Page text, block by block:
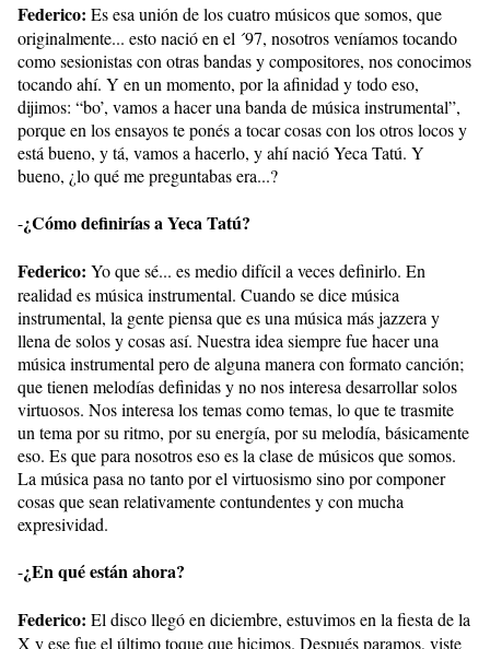
Federico: Es esa unión de los cuatro músicos que somos, que
originalmente... esto nació en el ´97, nosotros veníamos tocando
como sesionistas con otras bandas y compositores, nos conocimos
tocando ahí. Y en un momento, por la afinidad y todo eso,
dijimos: “bo’, vamos a hacer una banda de música instrumental”,
porque en los ensayos te ponés a tocar cosas con los otros locos y
está bueno, y tá, vamos a hacerlo, y ahí nació Yeca Tatú. Y
bueno, ¿lo qué me preguntabas era...?
-¿Cómo definirías a Yeca Tatú?
Federico: Yo que sé... es medio difícil a veces definirlo. En
realidad es música instrumental. Cuando se dice música
instrumental, la gente piensa que es una música más jazzera y
llena de solos y cosas así. Nuestra idea siempre fue hacer una
música instrumental pero de alguna manera con formato canción;
que tienen melodías definidas y no nos interesa desarrollar solos
virtuosos. Nos interesa los temas como temas, lo que te trasmite
un tema por su ritmo, por su energía, por su melodía, básicamente
eso. Es que para nosotros eso es la clase de músicos que somos.
La música pasa no tanto por el virtuosismo sino por componer
cosas que sean relativamente contundentes y con mucha
expresividad.
-¿En qué están ahora?
Federico: El disco llegó en diciembre, estuvimos en la fiesta de la
X y ese fue el último toque que hicimos. Después paramos, viste